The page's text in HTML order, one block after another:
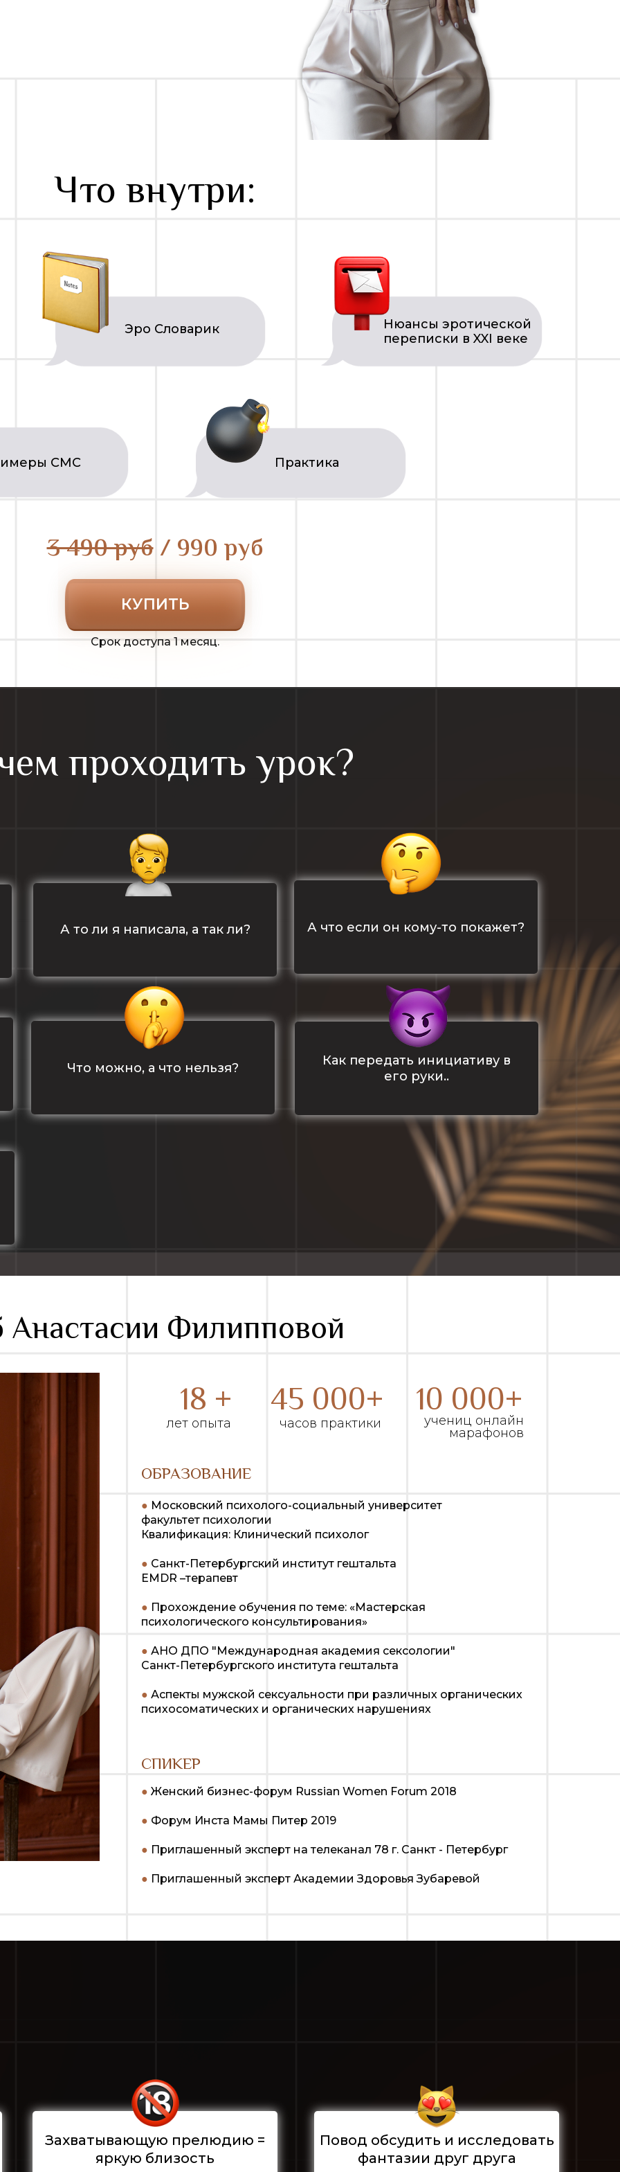
Практика
СМС
Эро Словарик
Нюансы эротической
переписки в XXI веке
Что внутри:
3 490 руб/ 990 руб
КУПИТЬ
Срок доступа 1 месяц.
проходить урок?
А то ли я написала, а так ли? А что если он кому-то покажет?
Как передать инициативу в
его руки..
Что можно, а что нельзя?
Филипповой
ОБРАЗОВАНИЕ
● Московский психолого-социальный университет
факультет психологии
Квалификация: Клинический психолог
● Санкт-Петербургский институт гештальта
EMDR –терапевт
● Прохождение обучения по теме: «Мастерская
психологического консультирования»
● АНО ДПО "Международная академия сексологии"
Санкт-Петербургского института гештальта
● Аспекты мужской сексуальности при различных органических
психосоматических и органических нарушениях
СПИКЕР
● Женский бизнес-форум Russian Women Forum 2018
● Форум Инста Мамы Питер 2019
● Приглашенный эксперт на телеканал 78 г. Санкт - Петербург
● Приглашенный эксперт Академии Здоровья Зубаревой
часов практики
учениц онлайн
марафонов
18 + 45 000+ 10 000+
лет опыта
Захватывающую прелюдию =
яркую близость
Повод обсудить и исследовать
фантазии друг друга